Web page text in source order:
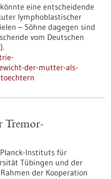
eine entscheidende
lymphoblastischer
– Söhne dagegen sind
vom Deutschen
der-mutter-als-
Tremor-
Instituts für
Tübingen und der
der Kooperation